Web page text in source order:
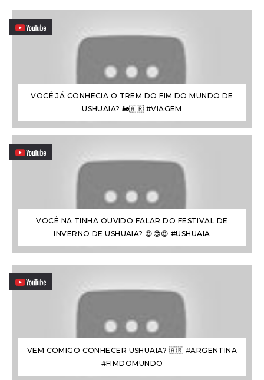
VOCÊ JÁ CONHECIA O TREM DO FIM DO MUNDO DE
USHUAIA? 🚂🇦🇷 #VIAGEM
VOCÊ NA TINHA OUVIDO FALAR DO FESTIVAL DE
INVERNO DE USHUAIA? 😍😍😍 #USHUAIA
VEM COMIGO CONHECER USHUAIA? 🇦🇷 #ARGENTINA
#FIMDOMUNDO